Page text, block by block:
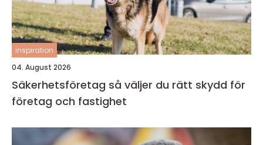
inspiration
04. August 2026
Säkerhetsföretag så väljer du rätt skydd för
företag och fastighet